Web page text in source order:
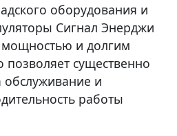
оборудования и
Сигнал Энерджи
и долгим
существенно
обслуживание и
работы